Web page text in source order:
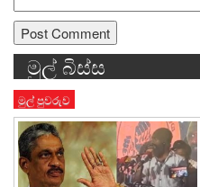
Alternative:
මුල් බිස්ස
මුල් පුවරුව